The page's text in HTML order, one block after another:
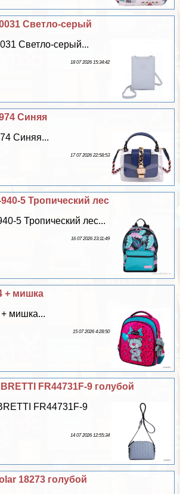
Светло-серый
Светло-серый...
18 07 2026 15:34:42
Синяя
Синяя...
17 07 2026 22:58:53
5 Тропический лес
5 Тропический лес...
16 07 2026 23:11:49
+ мишка
мишка...
15 07 2026 4:28:50
FR44731F-9 гoлyбой
FR44731F-9
14 07 2026 12:55:34
18273 гoлyбой